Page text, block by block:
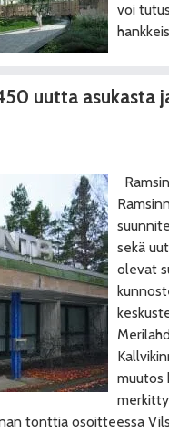
voi
uutta asukasta
sekä
olevat
muutos
tonttia osoitteessa